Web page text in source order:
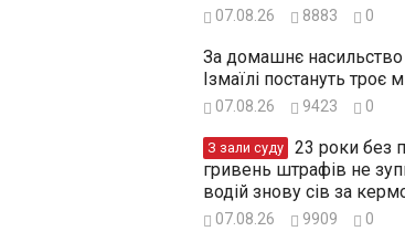
07.08.26 8883 0
За домашнє
Ізмаїлі постануть троє
07.08.26 9423 0
З зали суду
гривень штрафів не
водій знову сів за
07.08.26 9909 0